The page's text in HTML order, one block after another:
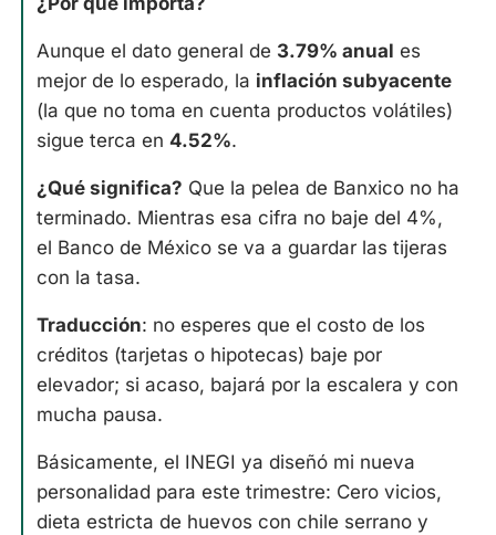
Aunque el dato general de 3.79% anual es
mejor de lo esperado, la inflación subyacente
(la que no toma en cuenta productos volátiles)
sigue terca en 4.52%.
¿Qué significa? Que la pelea de Banxico no ha
terminado. Mientras esa cifra no baje del 4%,
el Banco de México se va a guardar las tijeras
con la tasa.
Traducción: no esperes que el costo de los
créditos (tarjetas o hipotecas) baje por
elevador; si acaso, bajará por la escalera y con
mucha pausa.
Básicamente, el INEGI ya diseñó mi nueva
personalidad para este trimestre: Cero vicios,
dieta estricta de huevos con chile serrano y